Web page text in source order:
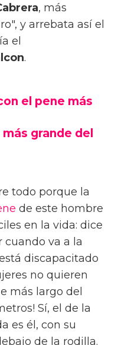
, más
y arrebata así el
el
.
el pene más
grande del
todo porque la
de este hombre
en la vida: dice
cuando va a la
discapacitado
no quieren
más largo del
Sí, el de la
es él, con su
de la rodilla.